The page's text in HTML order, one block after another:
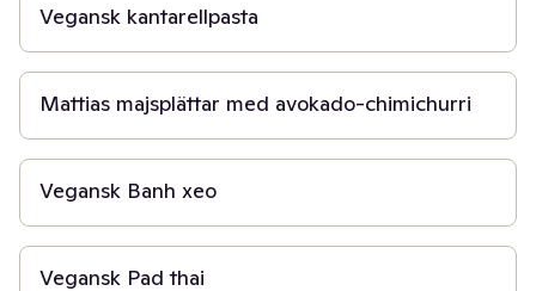
Vegansk kantarellpasta
45 min
Mattias majsplättar med avokado-chimichurri
50 min
Vegansk Banh xeo
15 min
Vegansk Pad thai